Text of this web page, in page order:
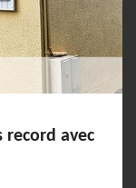
record avec